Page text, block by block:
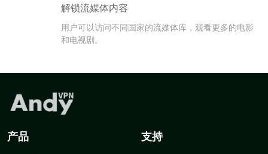
解锁流媒体内容
用户可以访问不同国家的流媒体库，观看更多的电影
和电视剧。
产品 支持